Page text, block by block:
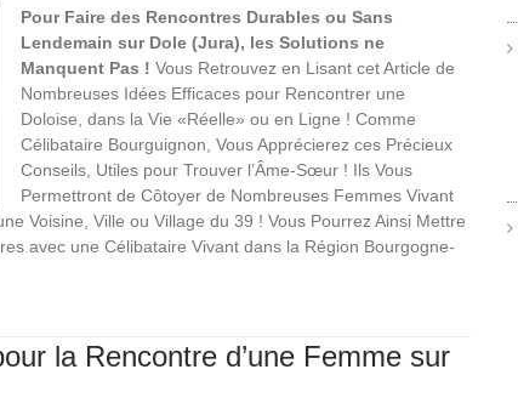
Pour Faire des Rencontres Durables ou Sans
Lendemain sur Dole (Jura), les Solutions ne
Manquent Pas ! Vous Retrouvez en Lisant cet Article de
Nombreuses Idées Efficaces pour Rencontrer une
Doloise, dans la Vie «Réelle» ou en Ligne ! Comme
Célibataire Bourguignon, Vous Apprécierez ces Précieux
Conseils, Utiles pour Trouver l’Âme-Sœur ! Ils Vous
Permettront de Côtoyer de Nombreuses Femmes Vivant
Voisine, Ville ou Village du 39 ! Vous Pourrez Ainsi Mettre
avec une Célibataire Vivant dans la Région Bourgogne-
la Rencontre d’une Femme sur